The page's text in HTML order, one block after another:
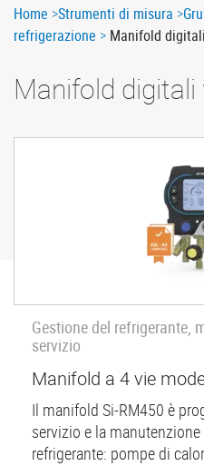
Breadcrumb
Home Strumenti di misura
refrigerazione
Manifold
Manifold digitali
Gestione del refrigerante,
servizio
Manifold a 4 vie
Il manifold Si-RM450 è
servizio e la
refrigerante: pompe di